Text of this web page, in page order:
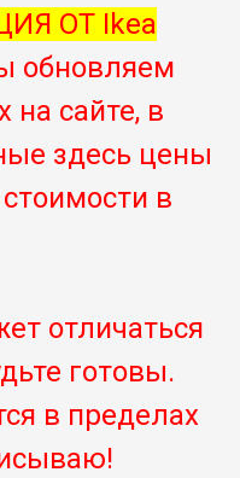
ОТ Ikea
обновляем
сайте, в
здесь цены
в
отличаться
готовы.
в пределах